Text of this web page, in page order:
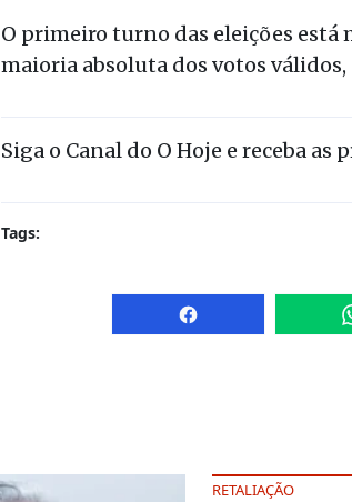
O primeiro turno das eleições está
maioria absoluta dos votos
Siga o Canal do O Hoje e receba
Tags:
RETALIAÇÃO